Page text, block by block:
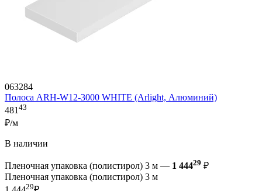
063284
Полоса ARH-W12-3000 WHITE (Arlight, Алюминий)
48143
₽/м
В наличии
Пленочная упаковка (полистирол) 3 м — 1 44429 ₽
Пленочная упаковка (полистирол) 3 м
29